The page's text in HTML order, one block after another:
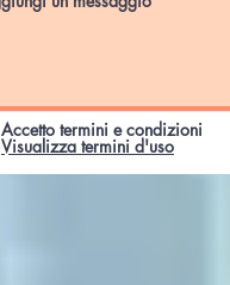
Accetto termini e condizioni
Visualizza termini d'uso